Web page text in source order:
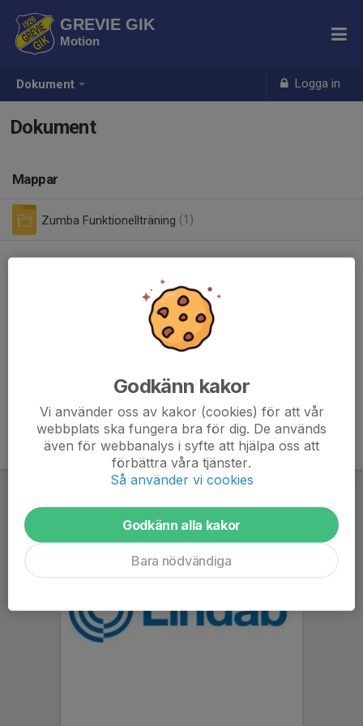
Dokument Logga in
GREVIE GIK
Motion
Dokument
Mappar
Zumba Funktionellträning (1)
Godkänn kakor
Vi använder oss av kakor (cookies) för att vår
webbplats ska fungera bra för dig. De används
även för webbanalys i syfte att hjälpa oss att
förbättra våra tjänster.
Så använder vi cookies
Godkänn alla kakor
Bara nödvändiga